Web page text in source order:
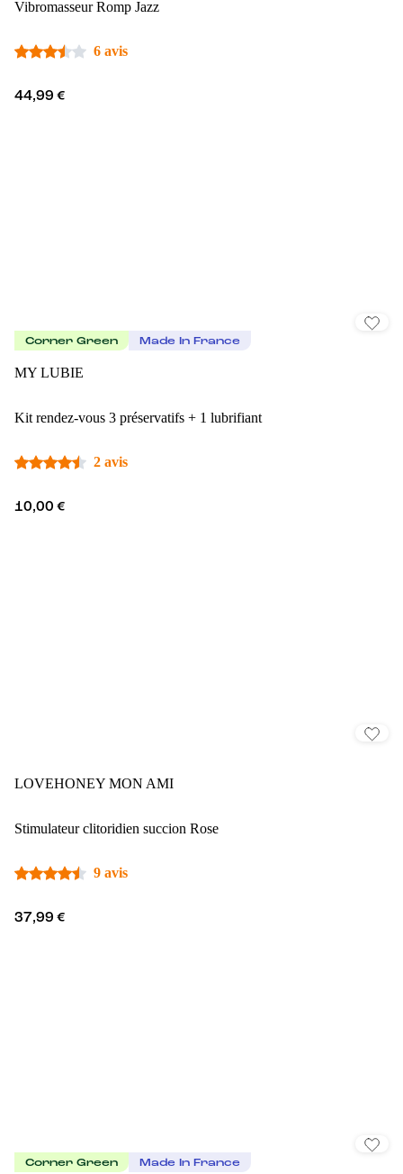
Vibromasseur Romp Jazz
6 avis
44,99 €
Corner Green Made In France
MY LUBIE
Kit rendez-vous 3 préservatifs + 1 lubrifiant
2 avis
10,00 €
LOVEHONEY MON AMI
Stimulateur clitoridien succion Rose
9 avis
37,99 €
Corner Green Made In France